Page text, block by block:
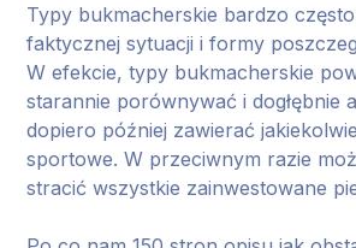
Typy bukmacherskie bardzo
faktycznej sytuacji i formy
W efekcie, typy bukmacherskie
starannie porównywać i dogłębnie
dopiero później zawierać
sportowe. W przeciwnym razie
stracić wszystkie zainwestowane